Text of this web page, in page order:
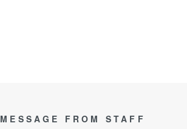
MESSAGE FROM STAFF